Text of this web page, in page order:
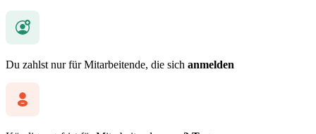
Du zahlst nur für Mitarbeitende, die sich anmelden